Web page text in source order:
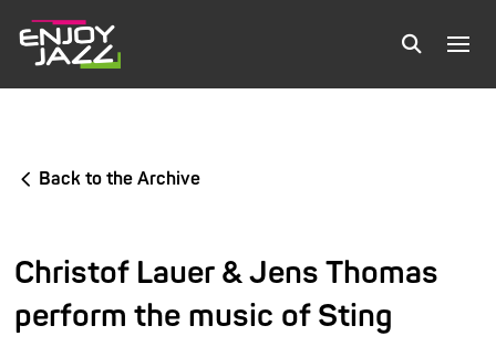
Back to the Archive
Christof Lauer & Jens Thomas
perform the music of Sting